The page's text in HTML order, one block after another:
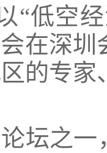
空经
在深
的专
之一